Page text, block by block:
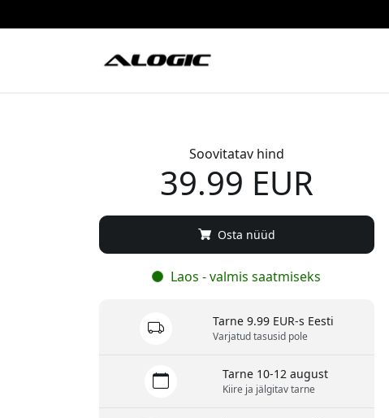
Soovitatav hind
39.99 EUR
Osta nüüd
Laos - valmis saatmiseks
Tarne 9.99 EUR-s Eesti
Varjatud tasusid pole
Tarne 10-12 august
Kiire ja jälgitav tarne